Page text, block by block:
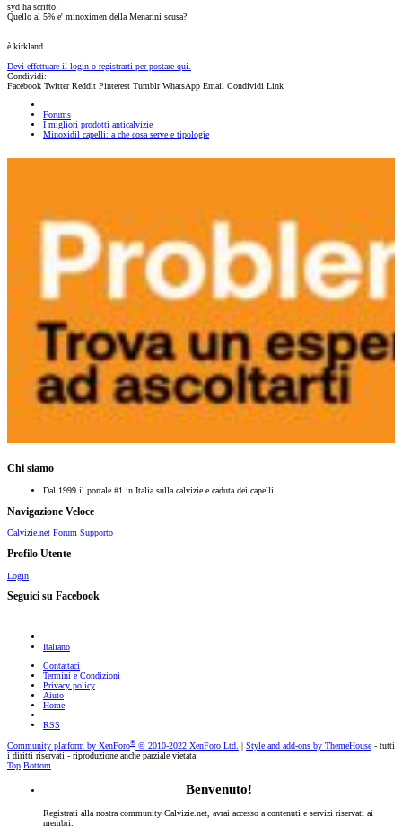
syd ha scritto:
Quello al 5% e' minoximen della Menarini scusa?
è kirkland.
Devi effettuare il login o registrarti per postare qui.
Condividi:
Facebook Twitter Reddit Pinterest Tumblr WhatsApp Email Condividi Link
Forums
I migliori prodotti anticalvizie
Minoxidil capelli: a che cosa serve e tipologie
Chi siamo
Dal 1999 il portale #1 in Italia sulla calvizie e caduta dei capelli
Navigazione Veloce
Calvizie.net Forum Supporto
Profilo Utente
Login
Seguici su Facebook
Italiano
Contattaci
Termini e Condizioni
Privacy policy
Aiuto
Home
RSS
Community platform by XenForo® © 2010-2022 XenForo Ltd. Style and add-ons by ThemeHouse - tutti
i diritti riservati - riproduzione anche parziale vietata
Top Bottom
Benvenuto!
Registrati alla nostra community Calvizie.net, avrai accesso a contenuti e servizi riservati ai
membri: